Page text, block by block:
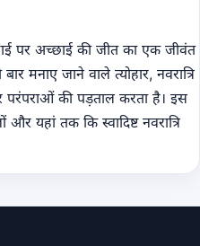
पर अच्छाई की जीत का एक जीवंत
मनाए जाने वाले त्योहार, नवरात्रि
की पड़ताल करता है। इस
यहां तक ​​कि स्वादिष्ट नवरात्रि